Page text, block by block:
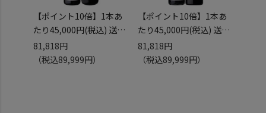
【ポイント10倍】1本あ
たり45,000円(税込) 送料
無料
ナパの2大プレミアム赤
81,818円
（税込89,999円）
【ポイント10倍】1本あ
たり45,000円(税込) 送料
無料
ナパの2大プレミアム赤
81,818円
（税込89,999円）